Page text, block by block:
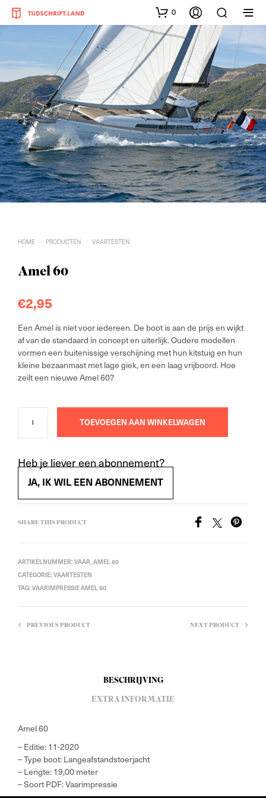
0
HOME / PRODUCTEN / VAARTESTEN
Amel 60
€2,95
Een Amel is niet voor iedereen. De boot is aan de prijs en wijkt
af van de standaard in concept en uiterlijk. Oudere modellen
vormen een buitenissige verschijning met hun kitstuig en hun
kleine bezaanmast met lage giek, en een laag vrijboord. Hoe
zeilt een nieuwe Amel 60?
TOEVOEGEN AAN WINKELWAGEN
Heb je liever een abonnement?
JA, IK WIL EEN ABONNEMENT
SHARE THIS PRODUCT
ARTIKELNUMMER: VAAR_AMEL 60
CATEGORIE: VAARTESTEN
TAG: VAARIMPRESSIE AMEL 60
PREVIOUS PRODUCT NEXT PRODUCT
BESCHRIJVING
EXTRA INFORMATIE
Amel 60
– Editie: 11-2020
– Type boot: Langeafstandstoerjacht
– Lengte: 19,00 meter
– Soort PDF: Vaarimpressie